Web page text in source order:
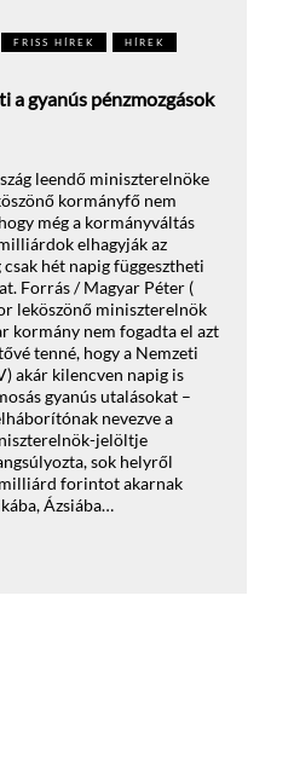
FRISS HÍREK HÍREK
a gyanús pénzmozgások
leendő miniszterelnöke
kormányfő nem
még a kormányváltás
elhagyják az
hét napig függesztheti
Forrás / Magyar Péter (
leköszönő miniszterelnök
kormány nem fogadta el azt
tenné, hogy a Nemzeti
akár kilencven napig is
gyanús utalásokat –
nevezve a
jelöltje
sok helyről
forintot akarnak
Ázsiába…